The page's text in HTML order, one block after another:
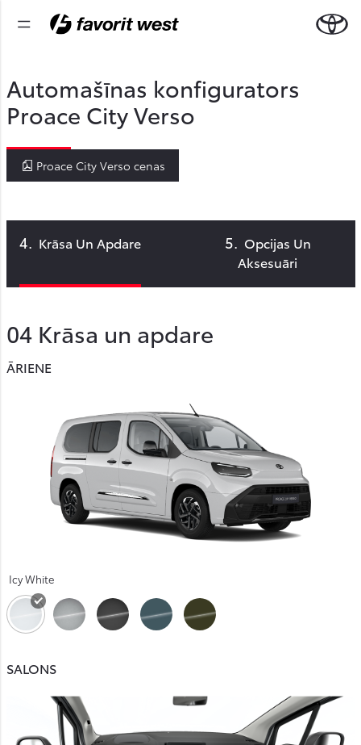
Automašīnas konfigurators
Proace City Verso
Proace City Verso cenas
Krāsa Un Apdare
Opcijas Un
Aksesuāri
04Krāsa un apdare
ĀRIENE
Icy White
SALONS